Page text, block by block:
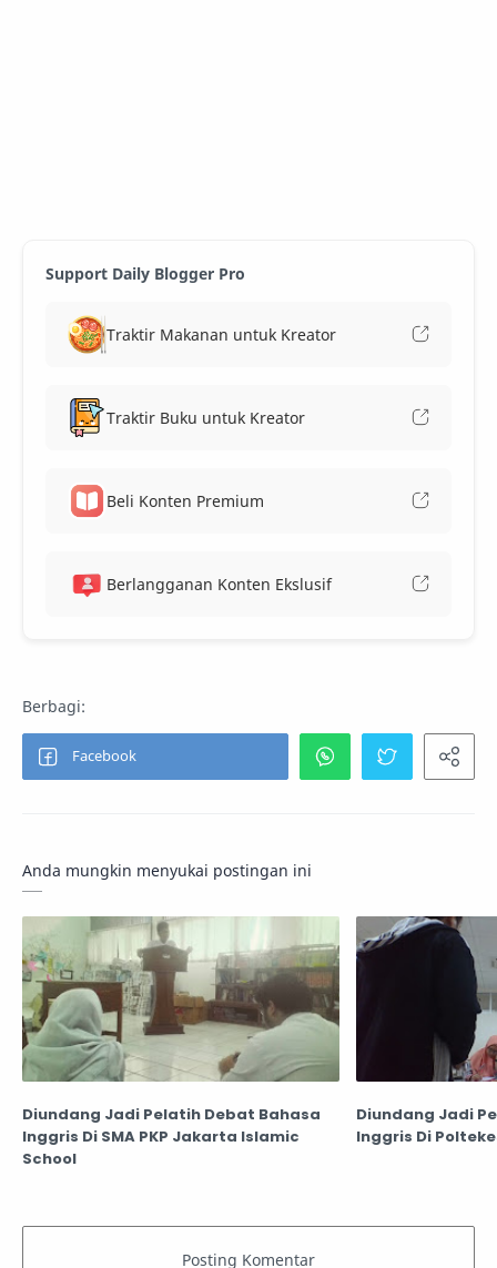
Support Daily Blogger Pro
Traktir Makanan untuk Kreator
Traktir Buku untuk Kreator
Beli Konten Premium
Berlangganan Konten Ekslusif
Anda mungkin menyukai postingan ini
Diundang Jadi Pelatih Debat Bahasa
Inggris Di SMA PKP Jakarta Islamic
School
Diundang Jadi
Inggris Di